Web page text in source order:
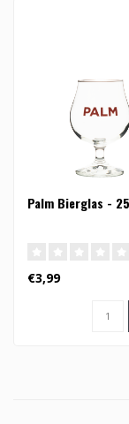
Palm Bierglas -
€3,99